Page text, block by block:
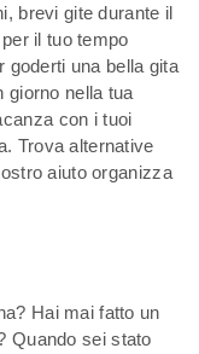
brevi gite durante il
il tuo tempo
goderti una bella gita
giorno nella tua
con i tuoi
Trova alternative
aiuto organizza
Hai mai fatto un
Quando sei stato